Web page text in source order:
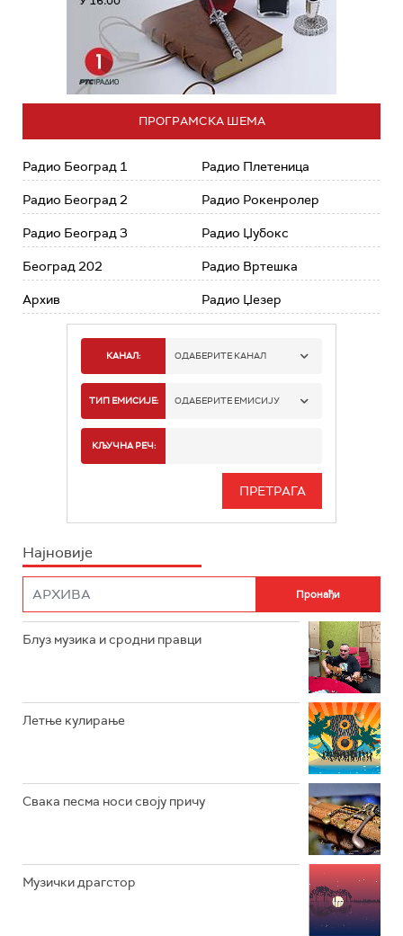
ПРОГРАМСКА ШЕМА
Радио Београд 1
Радио Београд 2
Радио Београд 3
Београд 202
Архив
Радио Плетеница
Радио Рокенролер
Радио Џубокс
Радио Вртешка
Радио Џезер
КАНАЛ: ОДАБЕРИТЕ КАНАЛ
РАДИО БЕОГРАД 1
РАДИО БЕОГРАД 3
РАДИО РОКЕНРОЛЕР
РАДИО ЏЕЗЕР
ТИП ЕМИСИЈЕ: ОДАБЕРИТЕ ЕМИСИЈУ
ИНФО
КЉУЧНА РЕЧ:
Најновије
Блуз музика и сродни правци
Летње кулирање
Свака песма носи своју причу
Музички драгстор